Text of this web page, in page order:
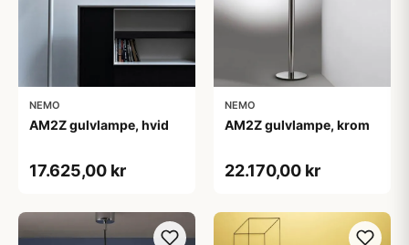
NEMO
AM2Z gulvlampe, hvid
17.625,00 kr
NEMO
AM2Z gulvlampe, krom
22.170,00 kr